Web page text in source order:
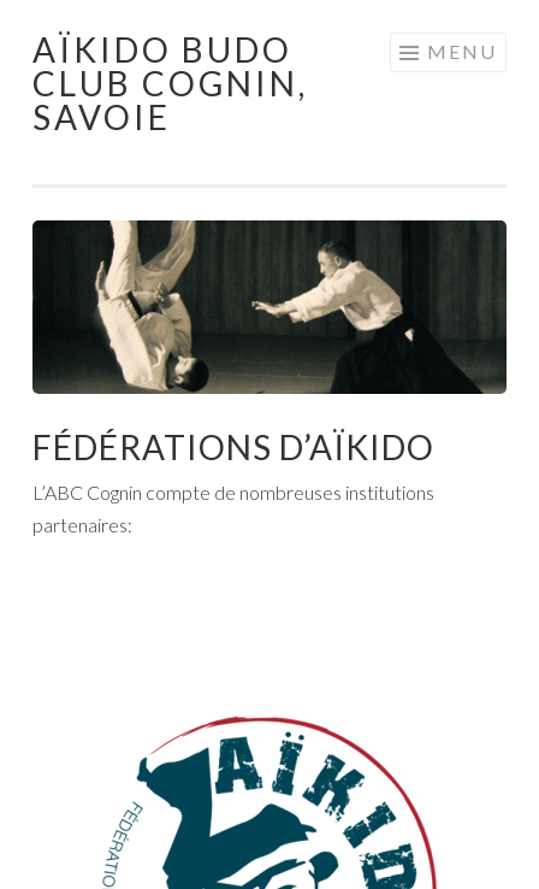
Aller au contenu principal
AÏKIDO BUDO
CLUB COGNIN,
SAVOIE
MENU
FÉDÉRATIONS D’AÏKIDO
L’ABC Cognin compte de nombreuses institutions
partenaires: